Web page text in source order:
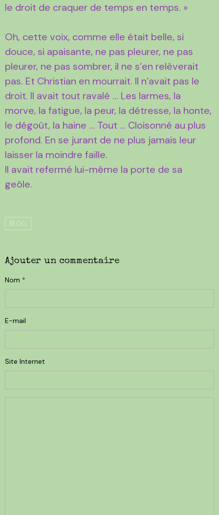
le droit de craquer de temps en temps. »
Oh, cette voix, comme elle était belle, si
douce, si apaisante, ne pas pleurer, ne pas
pleurer, ne pas sombrer, il ne s’en relèverait
pas. Et Christian en mourrait. Il n’avait pas le
droit. Il avait tout ravalé … Les larmes, la
morve, la fatigue, la peur, la détresse, la honte,
le dégoût, la haine … Tout … Cloisonné au plus
profond. En se jurant de ne plus jamais leur
laisser la moindre faille.
Il avait refermé lui-même la porte de sa
geôle.
BLOG
Ajouter un commentaire
Nom
E-mail
Site Internet